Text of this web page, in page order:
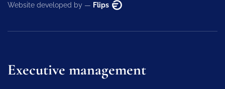
Website developed by — Flips
Executive management